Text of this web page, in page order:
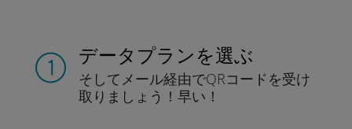
データプランを選ぶ
そしてメール経由でQRコードを受け
取りましょう！早い！